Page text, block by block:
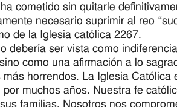
cometido sin quitarle
necesario suprimir al reo
de la Iglesia católica 2267.
debería ser vista como
como una afirmación a lo
horrendos. La Iglesia Católica
muchos años. Nuestra fe
familias. Nosotros nos